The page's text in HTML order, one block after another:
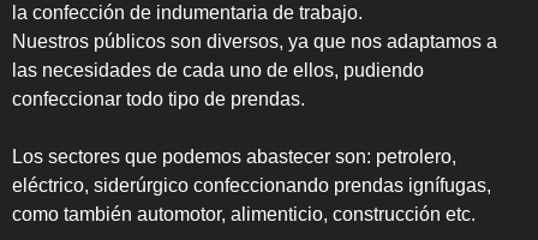
la confección de indumentaria de trabajo.
Nuestros públicos son diversos, ya que nos adaptamos a
las necesidades de cada uno de ellos, pudiendo
confeccionar todo tipo de prendas.
Los sectores que podemos abastecer son: petrolero,
eléctrico, siderúrgico confeccionando prendas ignífugas,
como también automotor, alimenticio, construcción etc.